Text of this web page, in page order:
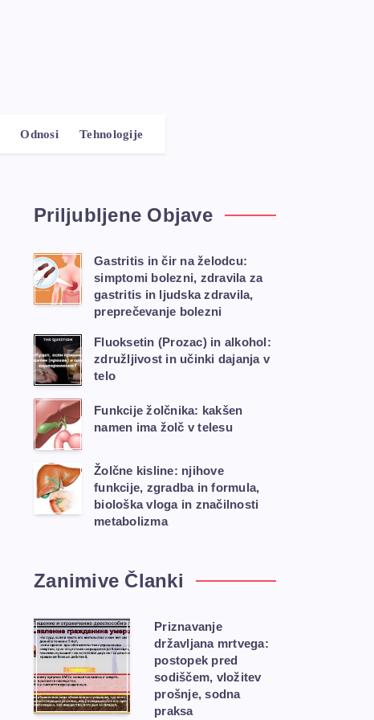
Odnosi Tehnologije
Priljubljene Objave
Gastritis in čir na želodcu:
simptomi bolezni, zdravila za
gastritis in ljudska zdravila,
preprečevanje bolezni
Fluoksetin (Prozac) in alkohol:
združljivost in učinki dajanja v
telo
Funkcije žolčnika: kakšen
namen ima žolč v telesu
Žolčne kisline: njihove
funkcije, zgradba in formula,
biološka vloga in značilnosti
metabolizma
Zanimive Članki
Priznavanje
državljana mrtvega:
postopek pred
sodiščem, vložitev
prošnje, sodna
praksa